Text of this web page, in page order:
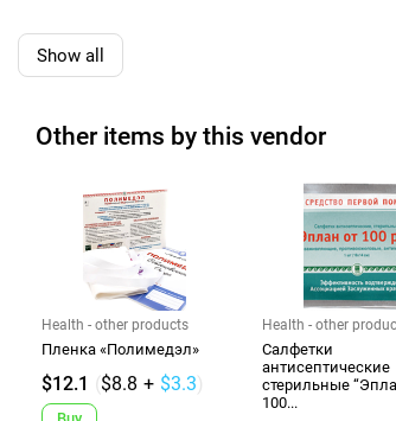
Show all
Other items by this vendor
Health - other products
Пленка «Полимедэл»
$12.1 ($8.8 + $3.3)
Health - other
Салфетки
антисептические
стерильные
100...